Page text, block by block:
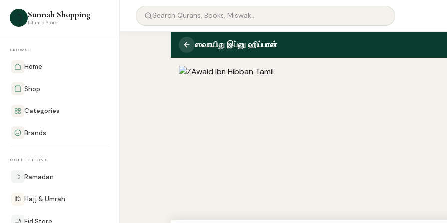
☽ Sunnah Shopping
Islamic Store
BROWSE
Home
Shop
Categories
Brands
COLLECTIONS
☽ Ramadan
🕌 Hajj & Umrah
🌙 Eid Store
ஸவாயிது இப்னு ஹிப்பான்